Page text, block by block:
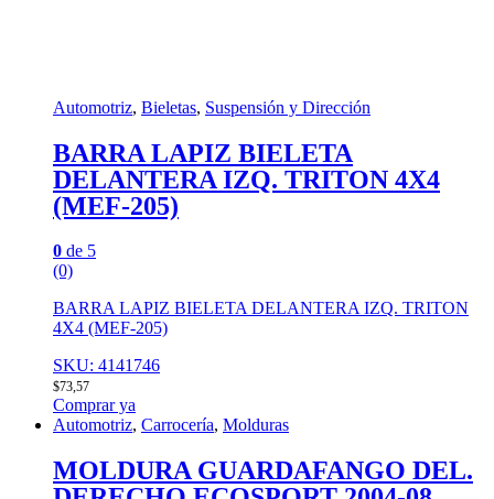
Automotriz, Bieletas, Suspensión y Dirección
BARRA LAPIZ BIELETA
DELANTERA IZQ. TRITON 4X4
(MEF-205)
0 de 5
(0)
BARRA LAPIZ BIELETA DELANTERA IZQ. TRITON
4X4 (MEF-205)
SKU: 4141746
$73,57
Comprar ya
Automotriz, Carrocería, Molduras
MOLDURA GUARDAFANGO DEL.